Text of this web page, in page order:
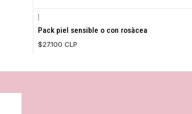
Pack piel sensible o con rosàcea
$27.100 CLP